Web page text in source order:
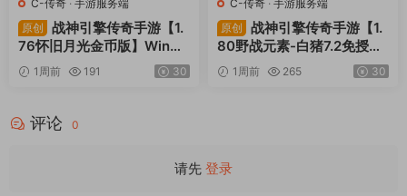
C-传奇 · 手游服务端
原创
战神引擎传奇手游【1.
76怀旧月光金币版】Win一
键服务端+安卓苹果双端+G
M授权物品后台+视频架设教
1周前 191 30
C-传奇 · 手游服务端
原创
战神引擎传奇手游【1.
80野战元素-白猪7.2免授
权】Win一键服务端+安卓+
GM授权物品后台+视频架设
1周前 265 30
评论 0
请先 登录